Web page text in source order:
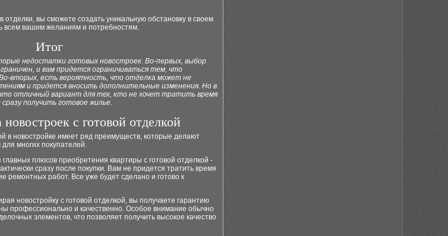
вы сможете создать уникальную обстановку в своем
всем вашим желаниям и потребностям.
Итог
недостатки готовых новостроек. Во-первых, выбор
и вам придется ограничиваться тем, что
вторых, есть вероятность, что отделка может не
и придется вносить дополнительные изменения. Но в
отличный вариант для тех, кто не хочет тратить время
получить готовое жилье.
с готовой отделкой
в новостройке имеет ряд преимуществ, которые делают
многих покупателей.
плюсов приобретения квартиры с готовой отделкой -
сразу после покупки. Вам не придется тратить время
ремонтных работ. Все уже будет сделано и готово к
новостройку с готовой отделкой, вы получаете гарантию
профессионально и качественно. Особое внимание обычно
элементов, что позволяет получить высокое качество